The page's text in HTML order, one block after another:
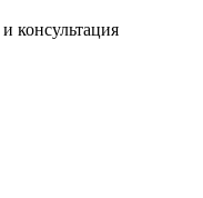
консультация